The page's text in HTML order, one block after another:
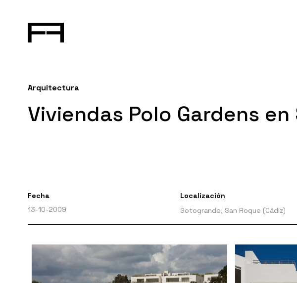
Arquitectura
Viviendas Polo Gardens
Fecha
13-10-2009
Localización
Sotogrande, San Roque (Cádiz)